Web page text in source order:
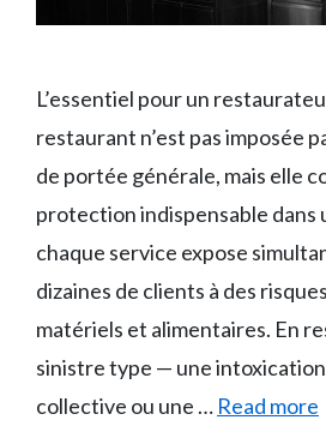
L’essentiel pour un
restaurant n’est pas imposée
de portée générale, mais elle
protection indispensable dans
chaque service expose
dizaines de clients à des
matériels et alimentaires. En
sinistre type — une
collective ou une … Read more